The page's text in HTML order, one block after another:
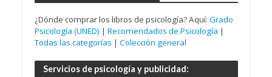
¿Dónde comprar los libros de psicología? Aquí: Grado
Psicología (UNED) | Recomendados de Psicología |
Todas las categorías | Colección general
Servicios de psicología y publicidad: